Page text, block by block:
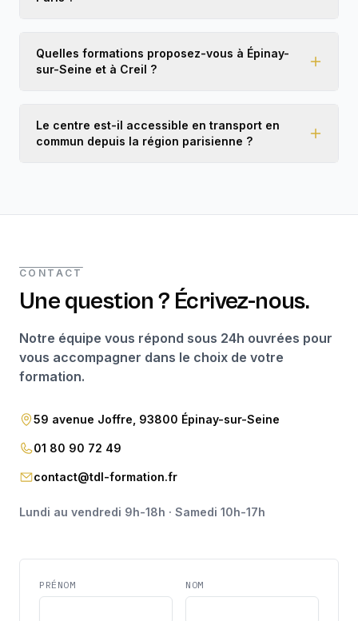
Quelles formations proposez-vous à Épinay-
sur-Seine et à Creil ?
Le centre est-il accessible en transport en
commun depuis la région parisienne ?
CONTACT
Une question ? Écrivez-nous.
Notre équipe vous répond sous 24h ouvrées pour
vous accompagner dans le choix de votre
formation.
59 avenue Joffre, 93800 Épinay-sur-Seine
01 80 90 72 49
contact@tdl-formation.fr
Lundi au vendredi 9h-18h · Samedi 10h-17h
PRÉNOM NOM